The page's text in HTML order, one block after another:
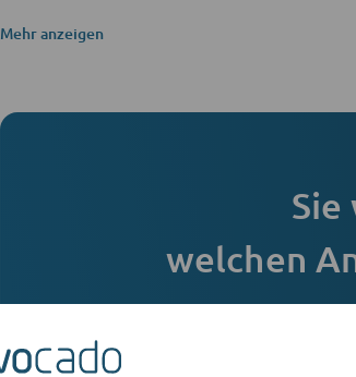
Mehr anzeigen
Sie
welchen
Kein Problem, wir finden